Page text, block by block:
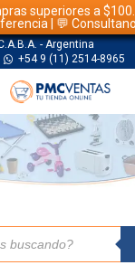
superiores a
| 💬
- Argentina
+54 9 (11) 2514-8965